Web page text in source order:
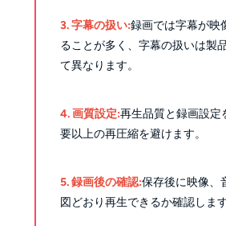
3. 字幕の扱い:録画では字幕が映
ることが多く、字幕の扱いは製
て異なります。
4. 画質設定:再生品質と録画設定
要以上の再圧縮を避けます。
5. 録画後の確認:保存後に映像、
図どおり再生できるか確認します